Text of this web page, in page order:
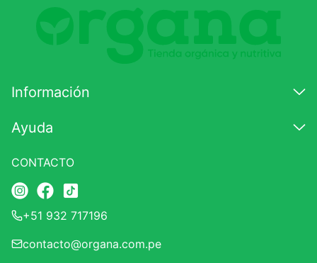
Comentario
Califique el producto de 1 a 5 estrellas
★★★
Correo electrónico
Información
Ayuda
CONTACTO
+51 932 717196
contacto@organa.com.pe